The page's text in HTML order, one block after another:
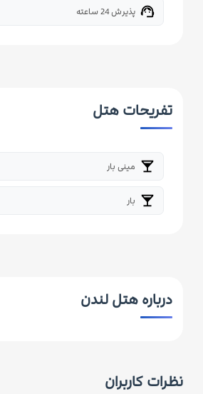
support_agent پذیرش 24 ساعته
تفریحات هتل
local_bar مینی بار
local_bar بار
درباره هتل لندن
نظرات کاربران